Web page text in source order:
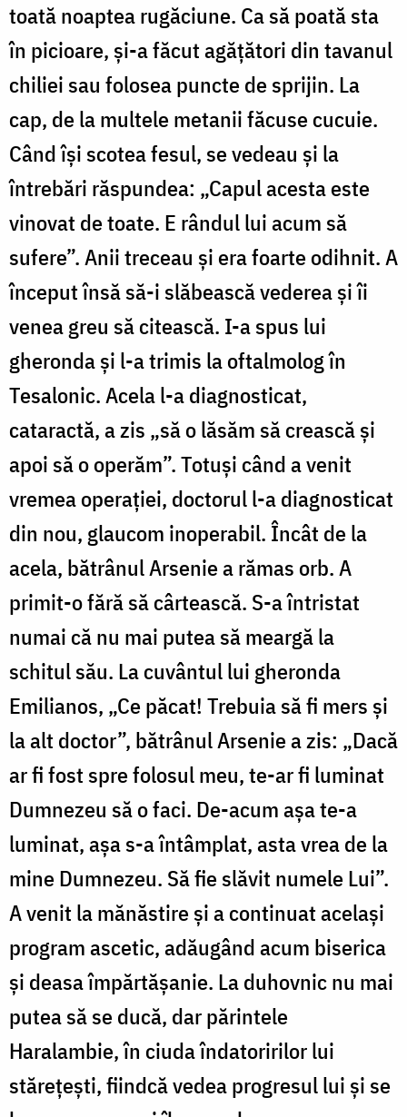
toată noaptea rugăciune. Ca să poată sta
în picioare, și-a făcut agățători din tavanul
chiliei sau folosea puncte de sprijin. La
cap, de la multele metanii făcuse cucuie.
Când își scotea fesul, se vedeau și la
întrebări răspundea: „Capul acesta este
vinovat de toate. E rândul lui acum să
sufere”. Anii treceau și era foarte odihnit. A
început însă să-i slăbească vederea și îi
venea greu să citească. I-a spus lui
gheronda și l-a trimis la oftalmolog în
Tesalonic. Acela l-a diagnosticat,
cataractă, a zis „să o lăsăm să crească și
apoi să o operăm”. Totuși când a venit
vremea operației, doctorul l-a diagnosticat
din nou, glaucom inoperabil. Încât de la
acela, bătrânul Arsenie a rămas orb. A
primit-o fără să cârtească. S-a întristat
numai că nu mai putea să meargă la
schitul său. La cuvântul lui gheronda
Emilianos, „Ce păcat! Trebuia să fi mers și
la alt doctor”, bătrânul Arsenie a zis: „Dacă
ar fi fost spre folosul meu, te-ar fi luminat
Dumnezeu să o faci. De-acum așa te-a
luminat, așa s-a întâmplat, asta vrea de la
mine Dumnezeu. Să fie slăvit numele Lui”.
A venit la mănăstire și a continuat același
program ascetic, adăugând acum biserica
și deasa împărtășanie. La duhovnic nu mai
putea să se ducă, dar părintele
Haralambie, în ciuda îndatoririlor lui
stărețești, fiindcă vedea progresul lui și se